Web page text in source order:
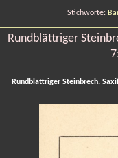
Stichworte:
Rundblättriger
Rundblättriger Steinbrech.